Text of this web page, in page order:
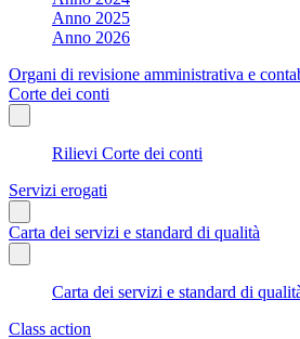
Anno 2025
Anno 2026
Organi di revisione amministrativa e
Corte dei conti
Rilievi Corte dei conti
Servizi erogati
Carta dei servizi e standard di qualità
Carta dei servizi e standard di
Class action